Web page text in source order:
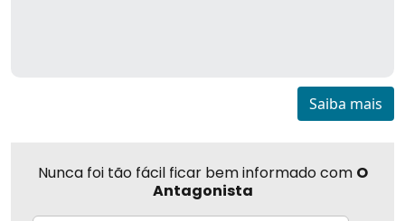
Saiba mais
Nunca foi tão fácil ficar bem informado com O
Antagonista